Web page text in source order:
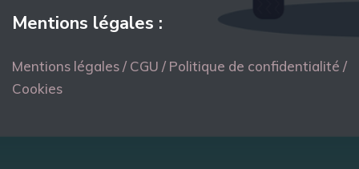
Mentions légales :
Mentions légales / CGU / Politique de confidentialité /
Cookies